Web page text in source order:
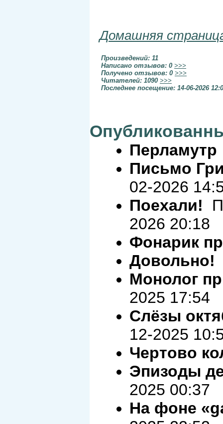
Домашняя
Произведений: 11
Написано отзывов: 0 >>>
Получено отзывов: 0 >>>
Читателей: 1090 >>>
Последнее посещение: 14-06-2026
Перламутр
Письмо
02-2026
Поехали!
2026 20:18
Фонарик
Довольно!
Монолог
2025 17:54
Слёзы
12-2025
Чертово
Эпизоды
2025 00:37
На фоне